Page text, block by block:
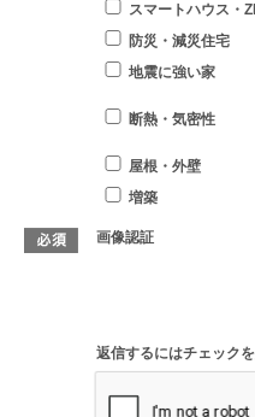
スマートハウス・
防災・減災住宅
地震に強い家
断熱・気密性
屋根・外壁
増築
画像認証
返信するにはチェック